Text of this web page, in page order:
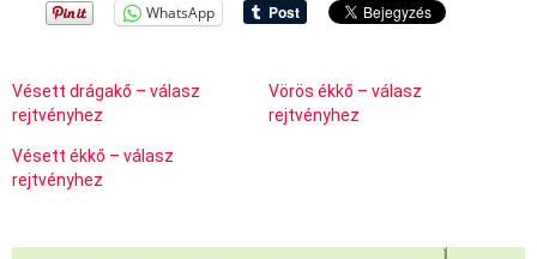
WhatsApp
Vésett drágakő – válasz
rejtvényhez
Vörös ékkő – válasz
rejtvényhez
Vésett ékkő – válasz
rejtvényhez